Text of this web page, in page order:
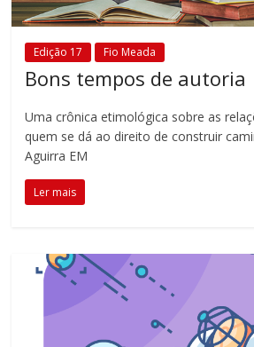
Edição 17 Fio Meada
Bons tempos de autoria
Uma crônica etimológica sobre as
quem se dá ao direito de construir
Aguirra EM
Ler mais